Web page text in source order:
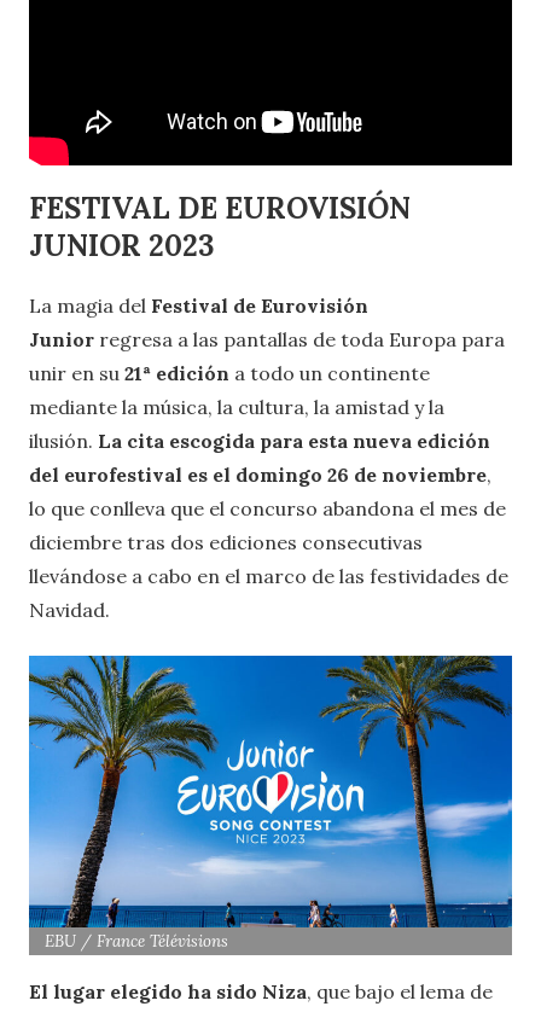
FESTIVAL DE EUROVISIÓN
JUNIOR 2023
La magia del Festival de Eurovisión
Junior regresa a las pantallas de toda Europa para
unir en su 21ª edición a todo un continente
mediante la música, la cultura, la amistad y la
ilusión. La cita escogida para esta nueva edición
del eurofestival es el domingo 26 de noviembre,
lo que conlleva que el concurso abandona el mes de
diciembre tras dos ediciones consecutivas
llevándose a cabo en el marco de las festividades de
Navidad.
EBU / France Télévisions
El lugar elegido ha sido Niza, que bajo el lema de